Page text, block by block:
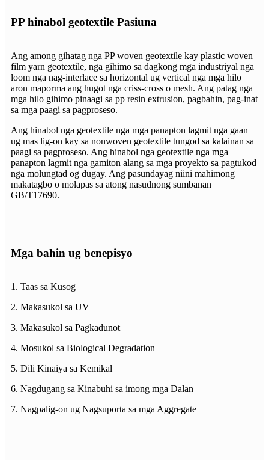
PP hinabol geotextile Pasiuna
Ang among gihatag nga PP woven geotextile kay plastic woven
film yarn geotextile, nga gihimo sa dagkong mga industriyal nga
loom nga nag-interlace sa horizontal ug vertical nga mga hilo
aron maporma ang hugot nga criss-cross o mesh. Ang patag nga
mga hilo gihimo pinaagi sa pp resin extrusion, pagbahin, pag-inat
sa mga paagi sa pagproseso.
Ang hinabol nga geotextile nga mga panapton lagmit nga gaan
ug mas lig-on kay sa nonwoven geotextile tungod sa kalainan sa
paagi sa pagproseso. Ang hinabol nga geotextile nga mga
panapton lagmit nga gamiton alang sa mga proyekto sa pagtukod
nga molungtad og dugay. Ang pasundayag niini mahimong
makatagbo o molapas sa atong nasudnong sumbanan
GB/T17690.
Mga bahin ug benepisyo
1. Taas sa Kusog
2. Makasukol sa UV
3. Makasukol sa Pagkadunot
4. Mosukol sa Biological Degradation
5. Dili Kinaiya sa Kemikal
6. Nagdugang sa Kinabuhi sa imong mga Dalan
7. Nagpalig-on ug Nagsuporta sa mga Aggregate